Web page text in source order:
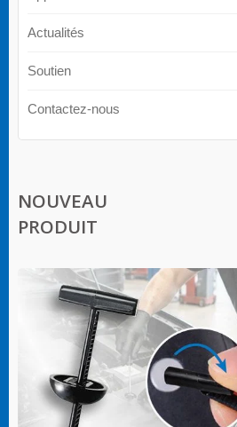
Actualités
Soutien
Contactez-nous
NOUVEAU
PRODUIT